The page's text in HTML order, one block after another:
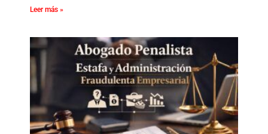
Leer más »